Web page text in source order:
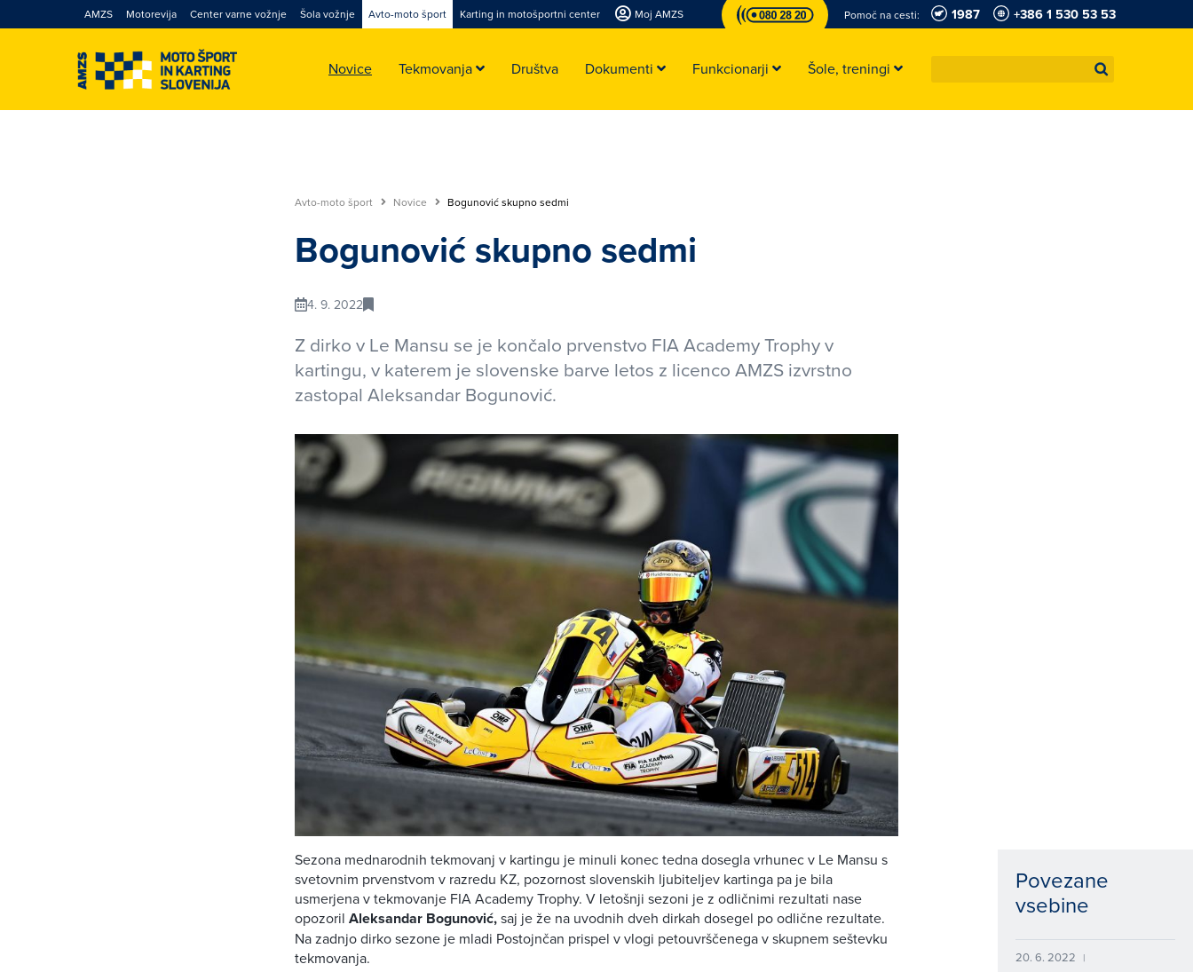
AMZS Motorevija Center varne vožnje Šola vožnje Avto-moto šport Karting in motošportni center Moj AMZS Pomoč na cesti: 1987 +386 1 530 53 53
Novice Tekmovanja Društva Dokumenti Funkcionarji Šole, treningi
Avto-moto šport Novice Bogunović skupno sedmi
Bogunović skupno sedmi
4. 9. 2022
Z dirko v Le Mansu se je končalo prvenstvo FIA Academy Trophy v
kartingu, v katerem je slovenske barve letos z licenco AMZS izvrstno
zastopal Aleksandar Bogunović.
Sezona mednarodnih tekmovanj v kartingu je minuli konec tedna dosegla vrhunec v Le Mansu s
svetovnim prvenstvom v razredu KZ, pozornost slovenskih ljubiteljev kartinga pa je bila
usmerjena v tekmovanje FIA Academy Trophy. V letošnji sezoni je z odličnimi rezultati nase
opozoril Aleksandar Bogunović,saj je že na uvodnih dveh dirkah dosegel po odlične rezultate.
Na zadnjo dirko sezone je mladi Postojnčan prispel v vlogi petouvrščenega v skupnem seštevku
tekmovanja.
Povezane
vsebine
20. 6. 2022 |